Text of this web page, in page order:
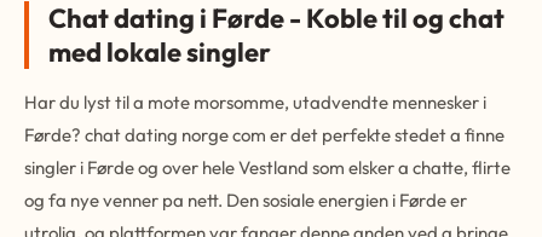
Chat dating i Førde - Koble til og chat
med lokale singler
Har du lyst til a mote morsomme, utadvendte mennesker i
Førde? chat dating norge com er det perfekte stedet a finne
singler i Førde og over hele Vestland som elsker a chatte, flirte
og fa nye venner pa nett. Den sosiale energien i Førde er